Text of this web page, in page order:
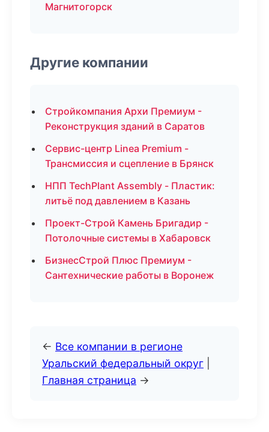
Магнитогорск
Другие компании
Стройкомпания Архи Премиум -
Реконструкция зданий в Саратов
Сервис-центр Linea Premium -
Трансмиссия и сцепление в Брянск
НПП TechPlant Assembly - Пластик:
литьё под давлением в Казань
Проект-Строй Камень Бригадир -
Потолочные системы в Хабаровск
БизнесСтрой Плюс Премиум -
Сантехнические работы в Воронеж
← Все компании в регионе
Уральский федеральный округ
Главная страница →